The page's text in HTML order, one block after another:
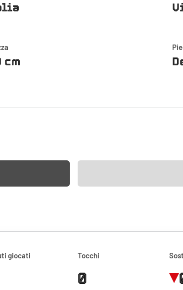
cm
giocati Tocchi
0